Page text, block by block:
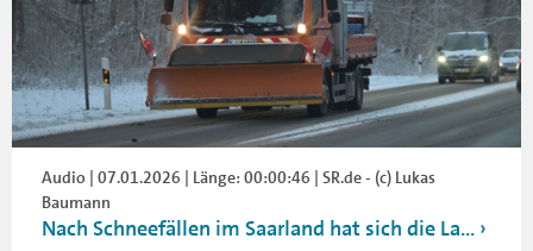
Audio | 07.01.2026 | Länge: 00:00:46 | SR.de - (c) Lukas
Baumann
Nach Schneefällen im Saarland hat sich die La...